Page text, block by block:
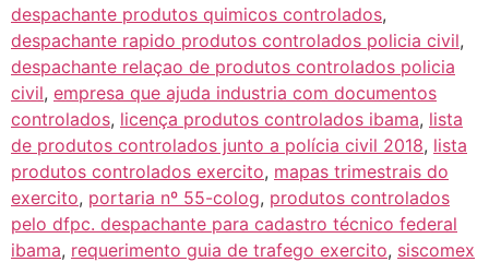
despachante produtos quimicos controlados,
despachante rapido produtos controlados policia civil,
despachante relaçao de produtos controlados policia
civil, empresa que ajuda industria com documentos
controlados, licença produtos controlados ibama, lista
de produtos controlados junto a polícia civil 2018, lista
produtos controlados exercito, mapas trimestrais do
exercito, portaria nº 55-colog, produtos controlados
pelo dfpc. despachante para cadastro técnico federal
ibama, requerimento guia de trafego exercito, siscomex